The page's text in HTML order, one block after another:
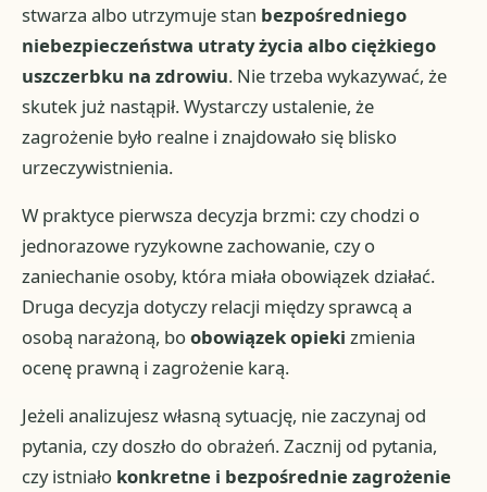
stwarza albo utrzymuje stan bezpośredniego
niebezpieczeństwa utraty życia albo ciężkiego
uszczerbku na zdrowiu. Nie trzeba wykazywać, że
skutek już nastąpił. Wystarczy ustalenie, że
zagrożenie było realne i znajdowało się blisko
urzeczywistnienia.
W praktyce pierwsza decyzja brzmi: czy chodzi o
jednorazowe ryzykowne zachowanie, czy o
zaniechanie osoby, która miała obowiązek działać.
Druga decyzja dotyczy relacji między sprawcą a
osobą narażoną, boobowiązek opieki zmienia
ocenę prawną i zagrożenie karą.
Jeżeli analizujesz własną sytuację, nie zaczynaj od
pytania, czy doszło do obrażeń. Zacznij od pytania,
czy istniało konkretne i bezpośrednie zagrożenie